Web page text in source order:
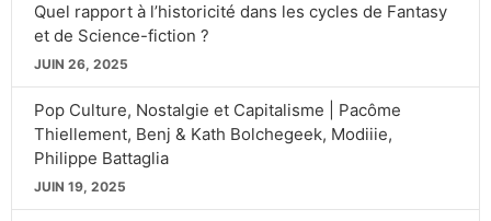
Quel rapport à l’historicité dans les cycles de Fantasy
et de Science-fiction ?
JUIN 26, 2025
Pop Culture, Nostalgie et Capitalisme | Pacôme
Thiellement, Benj & Kath Bolchegeek, Modiiie,
Philippe Battaglia
JUIN 19, 2025